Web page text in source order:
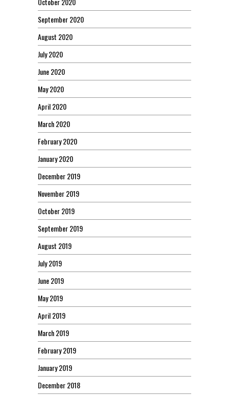
September 2020
August 2020
July 2020
June 2020
May 2020
April 2020
March 2020
February 2020
January 2020
December 2019
November 2019
October 2019
September 2019
August 2019
July 2019
June 2019
May 2019
April 2019
March 2019
February 2019
January 2019
December 2018